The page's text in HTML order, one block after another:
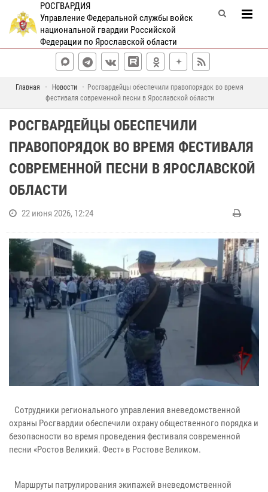
РОСГВАРДИЯ
Управление Федеральной службы войск
национальной гвардии Российской
Федерации по Ярославской области
Главная Новости
Росгвардейцы обеспечили правопорядок во время
фестиваля современной песни в Ярославской области
РОСГВАРДЕЙЦЫ ОБЕСПЕЧИЛИ
ПРАВОПОРЯДОК ВО ВРЕМЯ ФЕСТИВАЛЯ
СОВРЕМЕННОЙ ПЕСНИ В ЯРОСЛАВСКОЙ
ОБЛАСТИ
22 июня 2026, 12:24
Сотрудники регионального управления вневедомственной
охраны Росгвардии обеспечили охрану общественного порядка и
безопасности во время проведения фестиваля современной
песни «Ростов Великий. Фест» в Ростове Великом.
Маршруты патрулирования экипажей вневедомственной